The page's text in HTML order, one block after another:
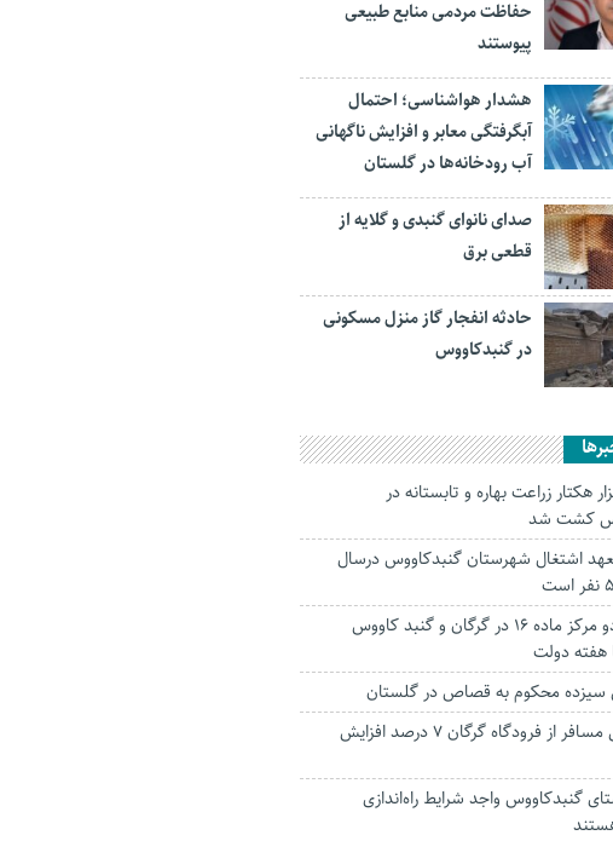
حفاظت مردمی منابع طبیعی
پیوستند
هشدار هواشناسی؛ احتمال
آبگرفتگی معابر و افزایش ناگهانی
آب رودخانه‌ها در گلستان
صدای نانوای گنبدی و گلایه از
قطعی برق
حادثه انفجار گاز منزل مسکونی
در گنبدکاووس
هکتار زراعت بهاره و تابستانه در
کشت شد
اشتغال شهرستان گنبدکاووس درسال
افتتاح دو مرکز ماده ۱۶ در گرگان و گنبد کاووس
هفته دولت
محکوم به قصاص در گلستان
جابجایی مسافر از فرودگاه گرگان ۷ درصد افزایش
گنبدکاووس واجد شرایط راه‌اندازی